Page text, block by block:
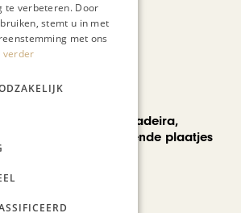
Een week op Madeira,
voorbij de bekende plaatjes
te verbeteren. Door
stemt u in met
met ons
verder